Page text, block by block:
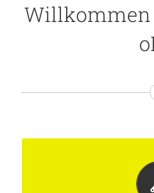
Auch unter
Schildern Sie uns doch